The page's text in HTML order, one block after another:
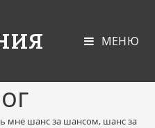
МЕНЮ
мне шанс за шансом, шанс за